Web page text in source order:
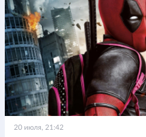
20 июля, 21:42